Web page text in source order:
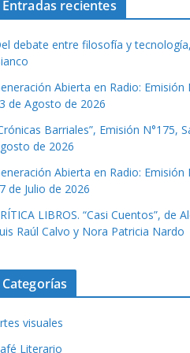
Entradas recientes
debate entre filosofía y
Abierta en Radio: Emisión
de Agosto de 2026
Barriales”, Emisión N°175,
de 2026
Abierta en Radio: Emisión
de Julio de 2026
LIBROS. “Casi Cuentos”, de
Raúl Calvo y Nora Patricia Nardo
Categorías
visuales
Literario